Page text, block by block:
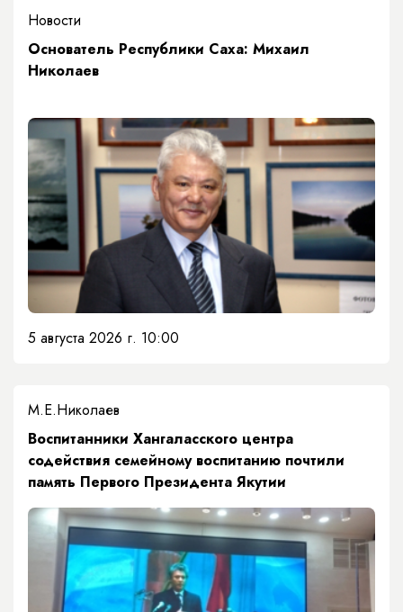
Новости
Основатель Республики Саха: Михаил
Николаев
5 августа 2026 г. 10:00
М.Е.Николаев
​Воспитанники Хангаласского центра
содействия семейному воспитанию почтили
память Первого Президента Якутии